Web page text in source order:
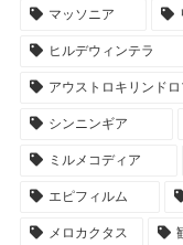
マッソニア
ヒルデウィンテラ
アウストロキリンド
シンニンギア
ミルメコディア
エピフィルム
メロカクタス